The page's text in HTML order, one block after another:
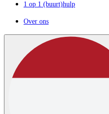
1 op 1 (buurt)hulp
Over ons